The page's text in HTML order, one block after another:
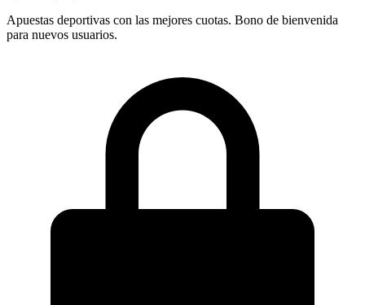
Apuestas deportivas con las mejores cuotas. Bono de bienvenida
para nuevos usuarios.